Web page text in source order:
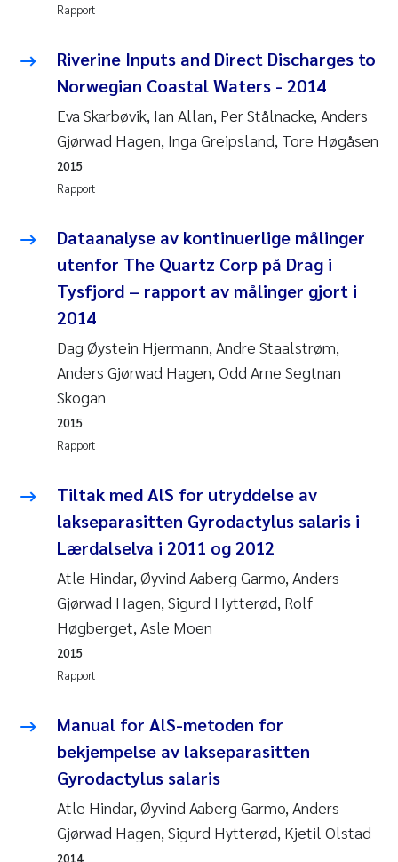
Rapport
Riverine Inputs and Direct Discharges to
Norwegian Coastal Waters - 2014
Eva Skarbøvik, Ian Allan, Per Stålnacke, Anders
Gjørwad Hagen, Inga Greipsland, Tore Høgåsen
Rapport
2015
Dataanalyse av kontinuerlige målinger
utenfor The Quartz Corp på Drag i
Tysfjord – rapport av målinger gjort i
2014
Dag Øystein Hjermann, Andre Staalstrøm,
Anders Gjørwad Hagen, Odd Arne Segtnan
Skogan
Rapport
2015
Tiltak med AlS for utryddelse av
lakseparasitten Gyrodactylus salaris i
Lærdalselva i 2011 og 2012
Atle Hindar, Øyvind Aaberg Garmo, Anders
Gjørwad Hagen, Sigurd Hytterød, Rolf
Høgberget, Asle Moen
Rapport
2015
Manual for AlS-metoden for
bekjempelse av lakseparasitten
Gyrodactylus salaris
Atle Hindar, Øyvind Aaberg Garmo, Anders
Gjørwad Hagen, Sigurd Hytterød, Kjetil Olstad
2014